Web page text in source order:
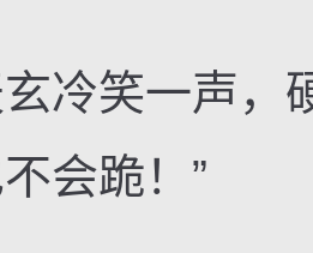
笑一声，硬
会跪！”